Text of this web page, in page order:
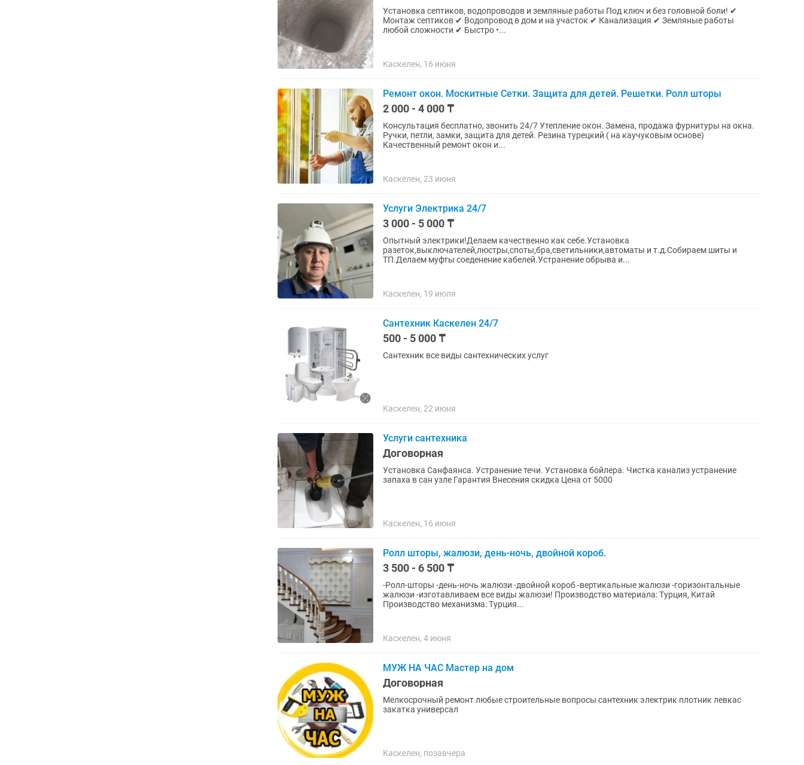
Установка септиков, водопроводов и земляные работы Под ключ и без головной боли! ✔
Монтаж септиков ✔ Водопровод в дом и на участок ✔ Канализация ✔ Земляные работы
любой сложности ✔ Быстро •...
Каскелен, 16 июня
Ремонт окон. Москитные Сетки. Защита для детей. Решетки. Ролл шторы
2 000 - 4 000 ₸
Консультация бесплатно, звонить 24/7 Утепление окон. Замена, продажа фурнитуры на окна.
Ручки, петли, замки, защита для детей. Резина турецкий ( на каучуковым основе)
Качественный ремонт окон и...
Каскелен, 23 июня
Услуги Электрика 24/7
3 000 - 5 000 ₸
Опытный электрики!Делаем качественно как себе.Установка
разеток,выключателей,люстры,споты,бра,светильники,автоматы и т.д.Собираем шиты и
ТП.Делаем муфты соеденение кабелей.Устранение обрыва и...
Каскелен, 19 июля
Сантехник Каскелен 24/7
500 - 5 000 ₸
Сантехник все виды сантехнических услуг
Каскелен, 22 июня
Услуги сантехника
Договорная
Установка Санфаянса. Устранение течи. Установка бойлера. Чистка канализ устранение
запаха в сан узле Гарантия Внесения скидка Цена от 5000
Каскелен, 16 июня
Ролл шторы, жалюзи, день-ночь, двойной короб.
3 500 - 6 500 ₸
-Ролл-шторы -день-ночь жалюзи -двойной короб -вертикальные жалюзи -горизонтальные
жалюзи -изготавливаем все виды жалюзи! Производство материала: Турция, Китай
Производство механизма: Турция...
Каскелен, 4 июня
МУЖ НА ЧАС Мастер на дом
Договорная
Мелкосрочный ремонт любые строительные вопросы сантехник электрик плотник левкас
закатка универсал
Каскелен, позавчера